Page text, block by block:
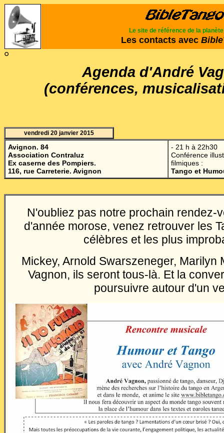
Le site de référence de la planète
Les contacts avec
°
Agenda d'André
(conférences,
vendredi 20 janvier 2015
Avignon. 84
Association Contraluz
Ex caserne des Pompiers.
116, rue Carreterie. Avignon
- 21 h à 22h30
Conférence
filmiques :
Tango et
N'oubliez pas notre prochain rendez-
d'année morose, venez retrouver les
célèbres et les plus
Mickey, Arnold Swarszeneger, Marilyn
Vagnon, ils seront tous-là. Et la
poursuivre autour d'un